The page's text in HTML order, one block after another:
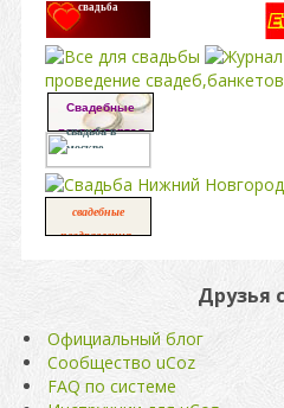
свадьба
проведение свадеб,банкетов
Свадебные
платья портал
свадьба в
москве
свадебные
поздравления,
Друзья
Официальный блог
Сообщество uCoz
FAQ по системе